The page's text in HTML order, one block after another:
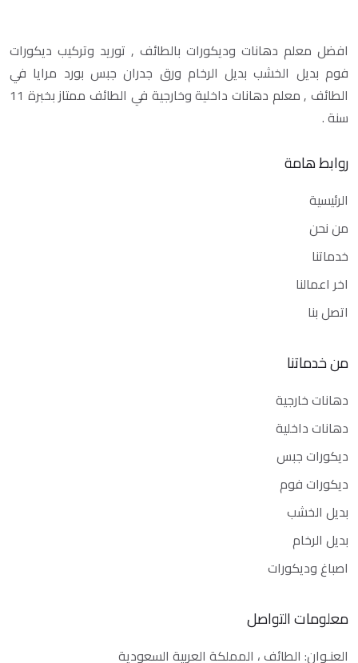
افضل معلم دهانات وديكورات بالطائف , توريد وتركيب ديكورات
فوم بديل الخشب بديل الرخام ورق جدران جبس بورد مرايا في
الطائف , معلم دهانات داخلية وخارجية في الطائف ممتاز بخبرة 11
سنة .
روابط هامة
الرئيسية
من نحن
خدماتنا
اخر اعمالنا
اتصل بنا
من خدماتنا
دهانات خارجية
دهانات داخلية
ديكورات جبس
ديكورات فوم
بديل الخشب
بديل الرخام
اصباغ وديكورات
معلومات التواصل
العنـوان: الطائف ، المملكة العربية السعودية